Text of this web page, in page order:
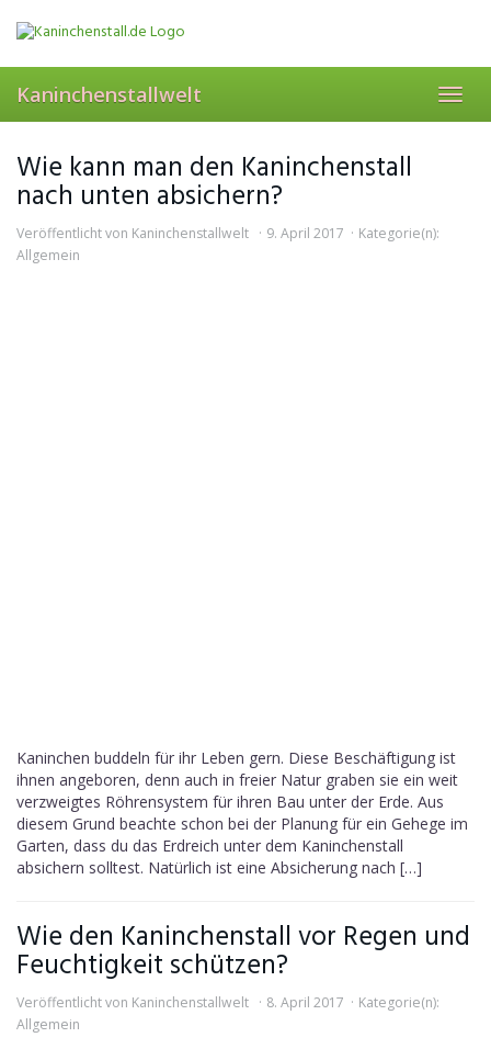
Kaninchenstallwelt
Wie kann man den Kaninchenstall
nach unten absichern?
Veröffentlicht von Kaninchenstallwelt 9. April 2017
Kategorie(n):
Allgemein
Kaninchen buddeln für ihr Leben gern. Diese Beschäftigung ist
ihnen angeboren, denn auch in freier Natur graben sie ein weit
verzweigtes Röhrensystem für ihren Bau unter der Erde. Aus
diesem Grund beachte schon bei der Planung für ein Gehege im
Garten, dass du das Erdreich unter dem Kaninchenstall
absichern solltest. Natürlich ist eine Absicherung nach […]
Wie den Kaninchenstall vor Regen und
Feuchtigkeit schützen?
Veröffentlicht von Kaninchenstallwelt 8. April 2017
Kategorie(n):
Allgemein